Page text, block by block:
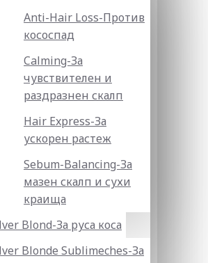
Anti-Hair Loss-Против
кососпад
Calming-За
чувствителен и
раздразнен скалп
Hair Express-За
ускорен растеж
Sebum-Balancing-За
мазен скалп и сухи
краища
Blond-За руса коса
Blonde Sublіmeches-За